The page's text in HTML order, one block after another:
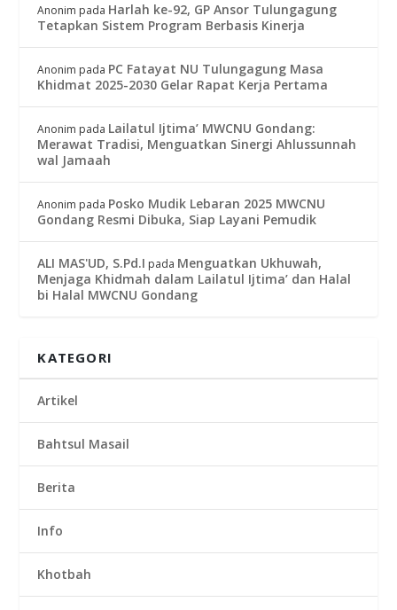
Anonim pada Harlah ke-92, GP Ansor Tulungagung
Tetapkan Sistem Program Berbasis Kinerja
Anonim pada PC Fatayat NU Tulungagung Masa
Khidmat 2025-2030 Gelar Rapat Kerja Pertama
Anonim pada Lailatul Ijtima’ MWCNU Gondang:
Merawat Tradisi, Menguatkan Sinergi Ahlussunnah
wal Jamaah
Anonim pada Posko Mudik Lebaran 2025 MWCNU
Gondang Resmi Dibuka, Siap Layani Pemudik
ALI MAS'UD, S.Pd.I pada Menguatkan Ukhuwah,
Menjaga Khidmah dalam Lailatul Ijtima’ dan Halal
bi Halal MWCNU Gondang
KATEGORI
Artikel
Bahtsul Masail
Berita
Info
Khotbah